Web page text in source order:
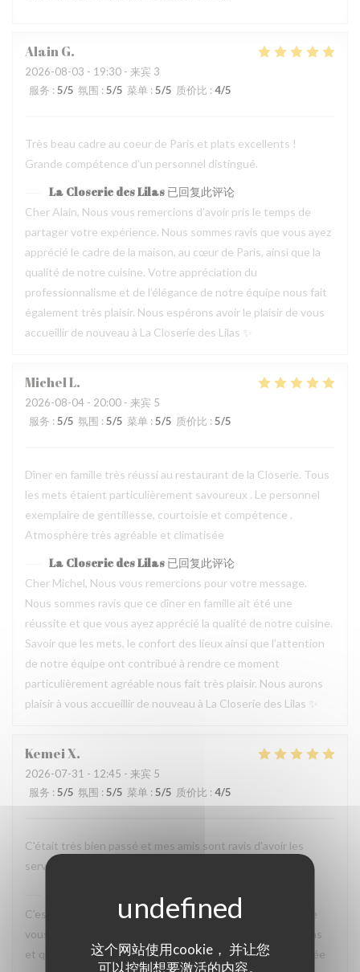
这个网站使用cookie， 并让您
可以控制想要激活的内容。
AlainG
2026-08-03 - 19:30 - 来宾 3
服务 : 5/5 氛围 : 5/5 菜单 : 5/5 质价比 : 4/5
Très beau cadre au coeur de Paris et plats excellents !
Grande compétence d'un personnel distingué.
La Closerie des Lilas 已回复此评论
Cher Alain, Nous vous remercions d’avoir pris le temps de
partager votre expérience. Nous sommes ravis que vous ayez
apprécié le cadre de la maison, au cœur de Paris, ainsi que la
qualité de notre cuisine. Votre appréciation du
professionnalisme et de l’élégance de notre équipe nous fait
également très plaisir. Nous espérons avoir le plaisir de vous
accueillir de nouveau à La Closerie des Lilas ✨
MichelL
2026-08-04 - 20:00 - 来宾 5
服务 : 5/5 氛围 : 5/5 菜单 : 5/5 质价比 : 5/5
Dîner en famille très réussi au restaurant de la Closerie. Tous
les mets étaient particulièrement savoureux . Le personnel
exemplaire de gentillesse, courtoisie et compétence .
Atmosphère très agréable et climatisée
La Closerie des Lilas 已回复此评论
Cher Michel, Nous vous remercions pour votre message.
Nous sommes ravis que ce dîner en famille ait été une
réussite et que vous ayez apprécié la qualité de notre cuisine.
Savoir que les mets, le confort des lieux ainsi que l’attention
de notre équipe ont contribué à rendre ce moment
particulièrement agréable nous fait très plaisir. Nous aurons
plaisir à vous accueillir de nouveau à La Closerie des Lilas ✨
KemeiX
2026-07-31 - 12:45 - 来宾 5
服务 : 5/5 氛围 : 5/5 菜单 : 5/5 质价比 : 4/5
C'était très bien passé et mes amis sont ravis d'avoir les
services attentionnés et les plats savoureux.
La Closerie des Lilas 已回复此评论
C’est un plaisir de lire votre retour. Nous sommes ravis que
vous ayez passé un agréable moment à La Closerie des Lilas
et que vos amis aient également apprécié l’attention portée